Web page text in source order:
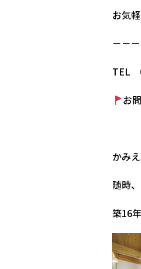
お気
－－
TEL
お
かみ
随時
築16